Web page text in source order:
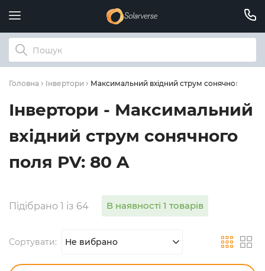
Головна Інвертори Максимальний вхідний струм сонячного поля
Інвертори - Максимальний
вхідний струм сонячного
поля PV: 80 A
Підібрано 1 із 64 В наявності 1 товарів
Сортувати: Не вибрано